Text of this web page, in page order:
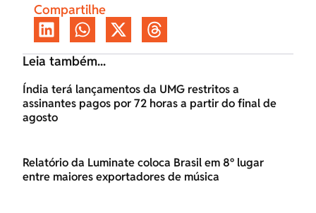
Compartilhe
Leia também...
Índia terá lançamentos da UMG restritos a
assinantes pagos por 72 horas a partir do final de
agosto
Relatório da Luminate coloca Brasil em 8º lugar
entre maiores exportadores de música